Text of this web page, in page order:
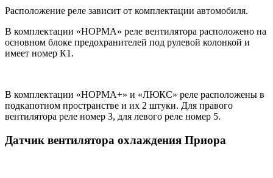
Расположение реле зависит от комплектации автомобиля.
В комплектации «НОРМА» реле вентилятора расположено на
основном блоке предохранителей под рулевой колонкой и
имеет номер К1.
В комплектации «НОРМА+» и «ЛЮКС» реле расположены в
подкапотном пространстве и их 2 штуки. Для правого
вентилятора реле номер 3, для левого реле номер 5.
Датчик вентилятора охлаждения Приора